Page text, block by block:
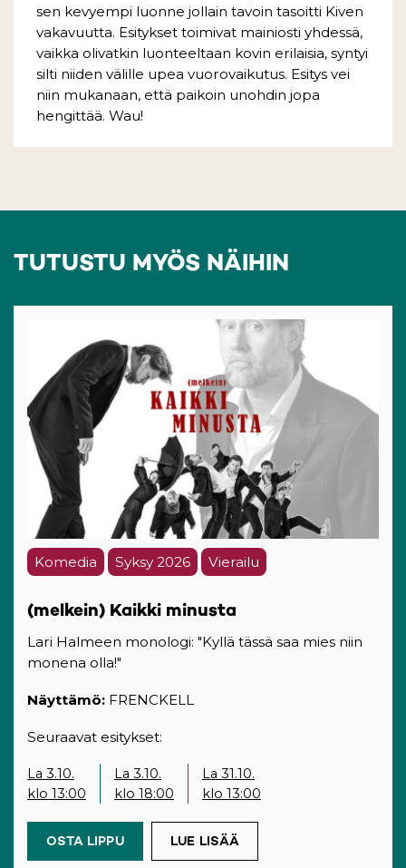
sen kevyempi luonne jollain tavoin tasoitti Kiven
vakavuutta. Esitykset toimivat mainiosti yhdessä,
vaikka olivatkin luonteeltaan kovin erilaisia, syntyi
silti niiden välille upea vuorovaikutus. Esitys vei
niin mukanaan, että paikoin unohdin jopa
hengittää. Wau!
TUTUSTU MYÖS NÄIHIN
Komedia Syksy 2026 Vierailu
(melkein) Kaikki minusta
Lari Halmeen monologi: "Kyllä tässä saa mies niin
monena olla!"
Näyttämö: FRENCKELL
Seuraavat esitykset:
La 3.10.
klo 13:00
La 3.10.
klo 18:00
La 31.10.
klo 13:00
OSTA LIPPU(OPENS IN A NEW TAB)
LUE LISÄÄ